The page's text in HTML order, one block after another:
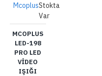
McoplusStokta
Var
MCOPLUS
LED-198
PRO LED
VIDEO
IŞIĞI